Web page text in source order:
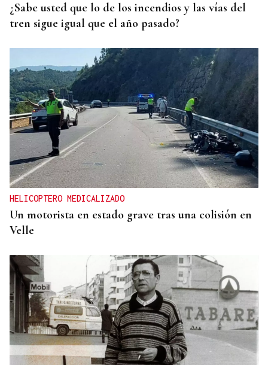
¿Sabe usted que lo de los incendios y las vías del
tren sigue igual que el año pasado?
HELICOPTERO MEDICALIZADO
Un motorista en estado grave tras una colisión en
Velle